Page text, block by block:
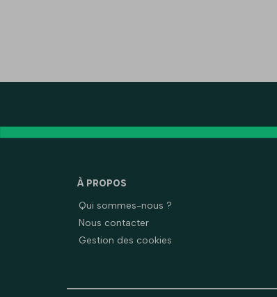
À PROPOS
Qui sommes-nous ?
Nous contacter
Gestion des cookies